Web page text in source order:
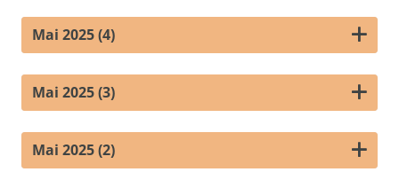
Mai 2025 (4)
Mai 2025 (3)
Mai 2025 (2)